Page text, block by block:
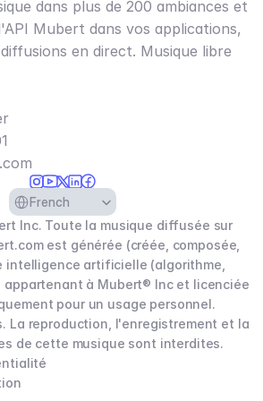
dans plus de 200 ambiances et
Mubert dans vos applications,
en direct. Musique libre
Select Language
French
Inc. Toute la musique diffusée sur
est générée (créée, composée,
intelligence artificielle (algorithme,
appartenant à Mubert® Inc et licenciée
pour un usage personnel.
La reproduction, l'enregistrement et la
de cette musique sont interdites.